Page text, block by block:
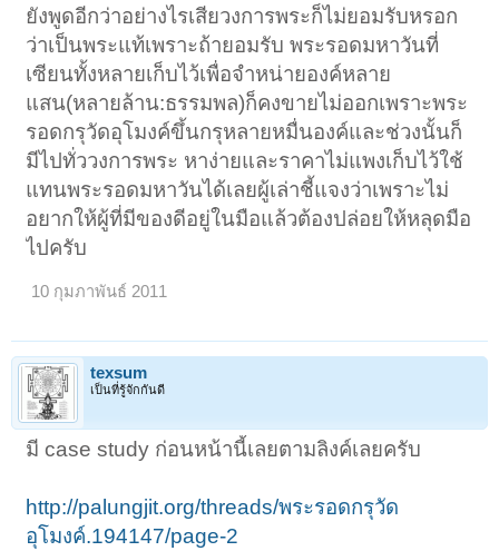
ยังพูดอีกว่าอย่างไรเสียวงการพระก็ไม่ยอมรับหรอก
ว่าเป็นพระแท้เพราะถ้ายอมรับ พระรอดมหาวันที่
เซียนทั้งหลายเก็บไว้เพื่อจำหน่ายองค์หลาย
แสน(หลายล้าน:ธรรมพล)ก็คงขายไม่ออกเพราะพระ
รอดกรุวัดอุโมงค์ขึ้นกรุหลายหมื่นองค์และช่วงนั้นก็
มีไปทั่ววงการพระ หาง่ายและราคาไม่แพงเก็บไว้ใช้
แทนพระรอดมหาวันได้เลยผู้เล่าชี้แจงว่าเพราะไม่
อยากให้ผู้ที่มีของดีอยู่ในมือแล้วต้องปล่อยให้หลุดมือ
ไปครับ
10 กุมภาพันธ์ 2011
texsum
เป็นที่รู้จักกันดี
มี case study ก่อนหน้านี้เลยตามลิงค์เลยครับ
http://palungjit.org/threads/พระรอดกรุวัด
อุโมงค์.194147/page-2